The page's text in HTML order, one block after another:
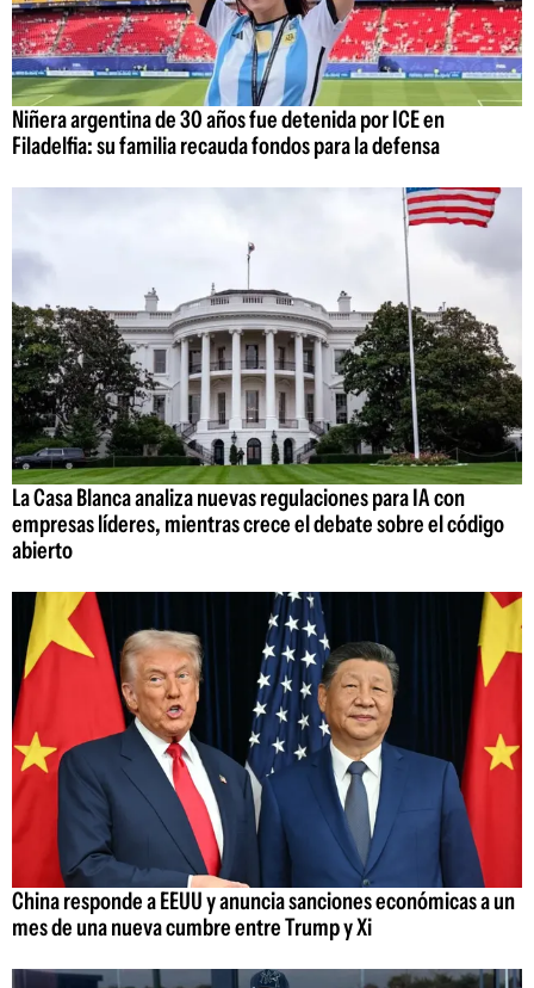
Niñera argentina de 30 años fue detenida por ICE en
Filadelfia: su familia recauda fondos para la defensa
La Casa Blanca analiza nuevas regulaciones para IA con
empresas líderes, mientras crece el debate sobre el código
abierto
China responde a EEUU y anuncia sanciones económicas a un
mes de una nueva cumbre entre Trump y Xi